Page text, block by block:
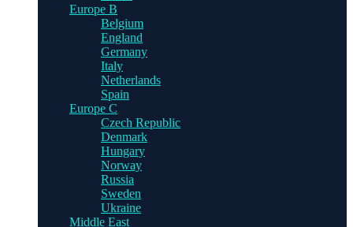
Europe B
Belgium
England
Germany
Italy
Netherlands
Spain
Europe C
Czech Republic
Denmark
Hungary
Norway
Russia
Sweden
Ukraine
Middle East